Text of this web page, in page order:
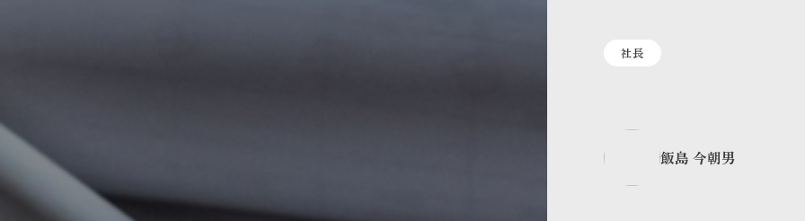
社長
飯島 今朝男